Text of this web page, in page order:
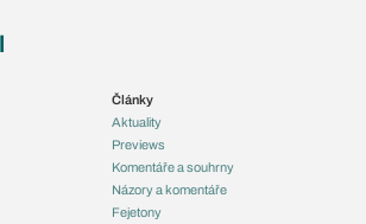
Články
Aktuality
Previews
Komentáře a souhrny
Názory a komentáře
Fejetony